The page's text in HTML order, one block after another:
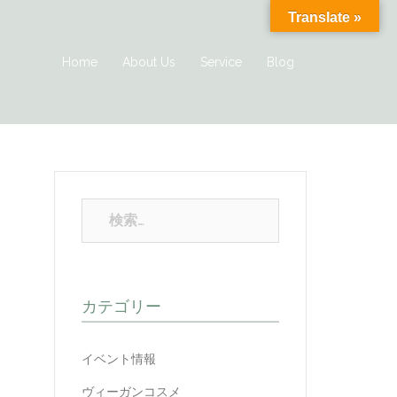
Home About Us Service Blog
カテゴリー
イベント情報
ヴィーガンコスメ
Translate »